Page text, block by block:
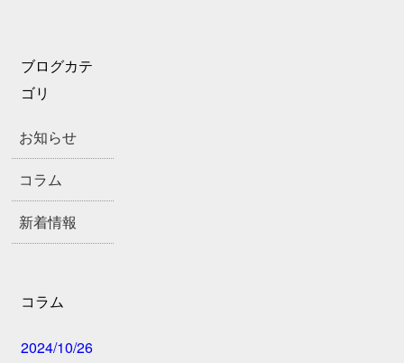
ブログカテ
ゴリ
お知らせ
コラム
新着情報
コラム
2024/10/26